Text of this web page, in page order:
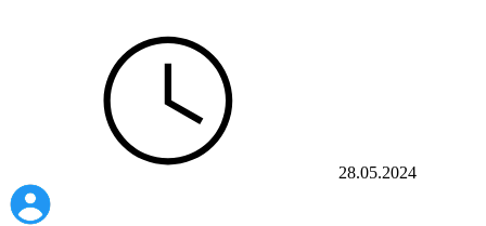
28.05.2024